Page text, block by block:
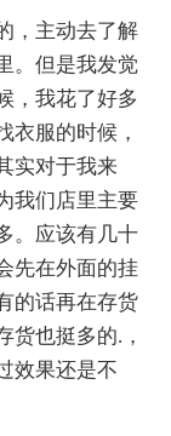
主动去了解
。但是我发觉
，我花了好多
衣服的时候，
实对于我来
我们店里主要
。应该有几十
先在外面的挂
的话再在存货
货也挺多的.，
效果还是不